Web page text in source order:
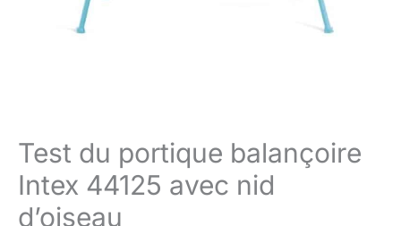
Test du portique balançoire
Intex 44125 avec nid
d’oiseau